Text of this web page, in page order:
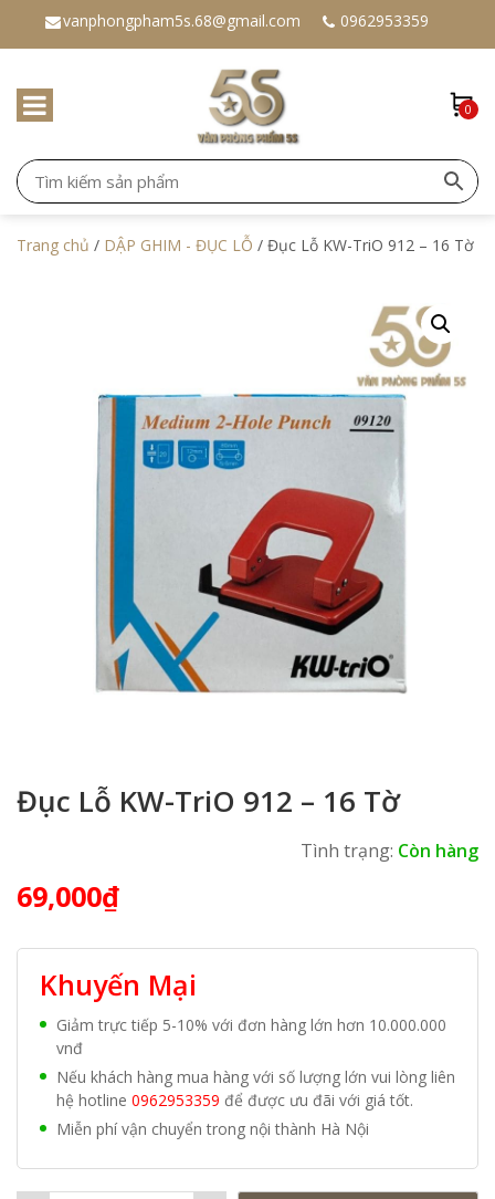
vanphongpham5s.68@gmail.com 0962953359
0
Trang chủ / DẬP GHIM - ĐỤC LỖ / Đục Lỗ KW-TriO 912 – 16 Tờ
Đục Lỗ KW-TriO 912 – 16 Tờ
Tình trạng: Còn hàng
69,000₫
Khuyến Mại
Giảm trực tiếp 5-10% với đơn hàng lớn hơn 10.000.000
vnđ
Nếu khách hàng mua hàng với số lượng lớn vui lòng liên
hệ hotline 0962953359 để được ưu đãi với giá tốt.
Miễn phí vận chuyển trong nội thành Hà Nội